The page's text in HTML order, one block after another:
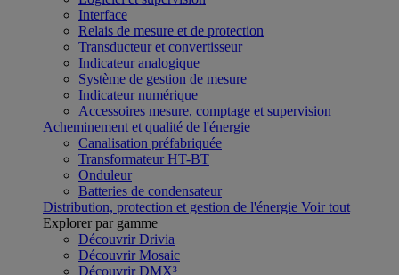
Interface
Relais de mesure et de protection
Transducteur et convertisseur
Indicateur analogique
Système de gestion de mesure
Indicateur numérique
Accessoires mesure, comptage et supervision
Acheminement et qualité de l'énergie
Canalisation préfabriquée
Transformateur HT-BT
Onduleur
Batteries de condensateur
Distribution, protection et gestion de l'énergie Voir tout
Explorer par gamme
Découvrir Drivia
Découvrir Mosaic
Découvrir DMX³